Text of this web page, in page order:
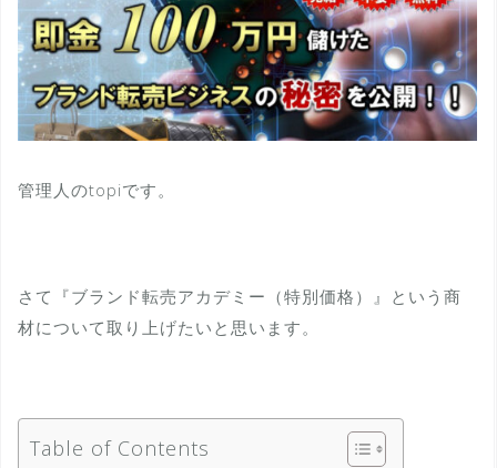
管理人のtopiです。
さて『ブランド転売アカデミー（特別価格）』という商
材について取り上げたいと思います。
Table of Contents